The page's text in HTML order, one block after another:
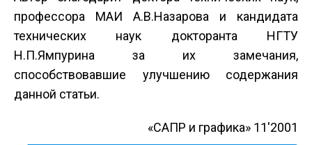
профессора МАИ А.В.Назарова и кандидата
технических наук докторанта НГТУ
Н.П.Ямпурина за их замечания,
способствовавшие улучшению содержания
данной статьи.
«САПР и графика» 11'2001